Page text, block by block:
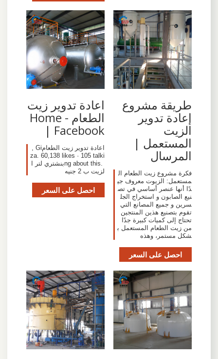
طريقة مشروع
إعادة تدوير
الزيت
المستعمل |
المرسال
فكرة مشروع زيت الطعام ال
مستعمل: الزيوت معروف جي
دًا أنها عنصر أساسي في تص
نيع الصابون و استخراج الجل
سرين و جميع المصانع التي
تقوم بتصنيع هذين المنتجين
تحتاج إلى كميات كبيرة جدًا
من زيت الطعام المستعمل ب
شكل مستمر، وهذه
احصل على السعر
‫اعادة تدوير زيت
الطعام - Home
| Facebook‬
‎اعادة تدوير زيت الطعام‎, Gi
za. 60,138 likes · 105 talki
ng about this. ‎بنشتري لتر ا
لزيت ب 2 جنيه‎
احصل على السعر